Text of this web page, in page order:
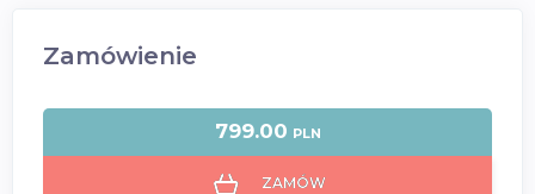
Zamówienie
799.00 PLN
ZAMÓW